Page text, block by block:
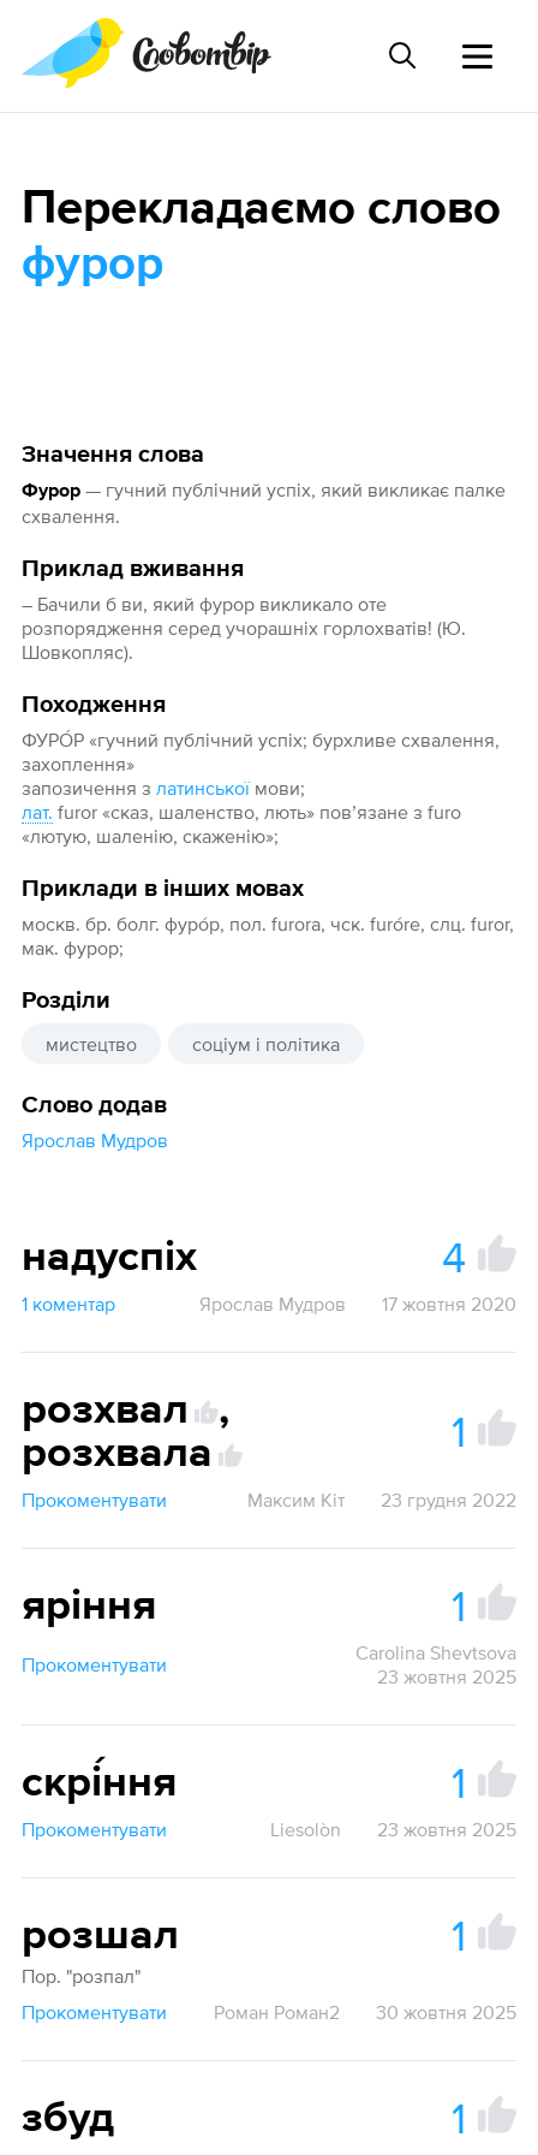
Значення слова
Фурор— гучний публічний успіх, який викликає палке
схвалення.
Приклад вживання
– Бачили б ви, який фурор викликало оте
розпорядження серед учорашніх горлохватів! (Ю.
Шовкопляс).
Походження
ФУРО́Р «гучний публічний успіх; бурхливе схвалення,
захоплення»
запозичення з латинськоїмови;
лат. furor «сказ, шаленство, лють» пов’язане з furo
«лютую, шаленію, скаженію»;
Приклади в інших мовах
москв. бр. болг. фуро́р, пол. furora, чск. furórе, слц. furor,
мак. фурор;
Розділи
мистецтво соціум і політика
Слово додав
Ярослав Мудров
Перекладаємо слово
фурор
надуспіх 4
1 коментар Ярослав Мудров 17 жовтня 2020
розхвал
,
розхвала
1
Прокоментувати Максим Кіт 23 грудня 2022
яріння 1
Прокоментувати
Carolina Shevtsova
23 жовтня 2025
скрі́ння 1
Прокоментувати Liesolòn 23 жовтня 2025
розшал 1
Пор. "розпал"
Прокоментувати
Роман Роман2 30 жовтня 2025
збуд 1